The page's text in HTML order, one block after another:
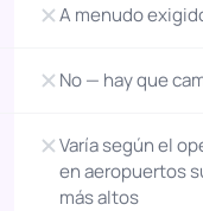
A menudo
No — hay que
Varía según el
en aeropuertos
más altos